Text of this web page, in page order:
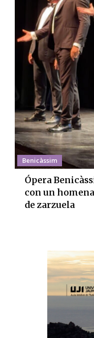
Benicàssim
Ópera
con un
de zarzuela